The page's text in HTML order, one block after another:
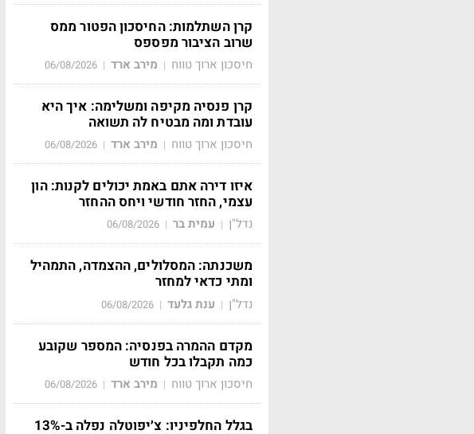
קרן השתלמות: החיסכון הפטור ממס
שרוב הציבור מפספס
חיסכון ארוך טווח | מירב ארד |
06/08/2026
קרן פנסיה מקיפה ומשלימה: איך היא
עובדת ומה מבטיח לה תשואה
חיסכון ארוך טווח | מירב ארד |
06/08/2026
איזו דירה אתם באמת יכולים לקנות: הון
עצמי, החזר חודשי ויחס ההחזר
נדל"ן | עמית בר |
06/08/2026
משכנתה: המסלולים, ההצמדה, התמהיל
ומתי כדאי למחזר
נדל"ן | ענת גלעד |
06/08/2026
מקדם ההמרה בפנסיה: המספר שקובע
כמה תקבלו בכל חודש
חיסכון ארוך טווח | מירב ארד |
06/08/2026
בגלל החלפיניו: צ׳יפוטלה נפלה ב-13%